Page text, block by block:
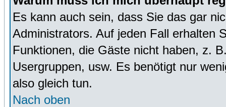
Es kann auch sein, dass Sie das gar
Administrators. Auf jeden Fall erhalten
Funktionen, die Gäste nicht haben, z.
Usergruppen, usw. Es benötigt nur
also gleich tun.
Nach oben